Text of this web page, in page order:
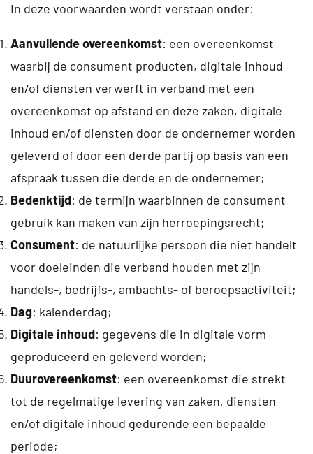
In deze voorwaarden wordt verstaan onder:
Aanvullende overeenkomst: een overeenkomst
waarbij de consument producten, digitale inhoud
en/of diensten verwerft in verband met een
overeenkomst op afstand en deze zaken, digitale
inhoud en/of diensten door de ondernemer worden
geleverd of door een derde partij op basis van een
afspraak tussen die derde en de ondernemer;
Bedenktijd: de termijn waarbinnen de consument
gebruik kan maken van zijn herroepingsrecht;
Consument: de natuurlijke persoon die niet handelt
voor doeleinden die verband houden met zijn
handels-, bedrijfs-, ambachts- of beroepsactiviteit;
Dag: kalenderdag;
Digitale inhoud: gegevens die in digitale vorm
geproduceerd en geleverd worden;
Duurovereenkomst: een overeenkomst die strekt
tot de regelmatige levering van zaken, diensten
en/of digitale inhoud gedurende een bepaalde
periode;